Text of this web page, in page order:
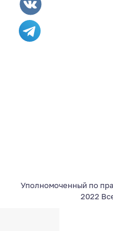
Уполномоченный по
2022